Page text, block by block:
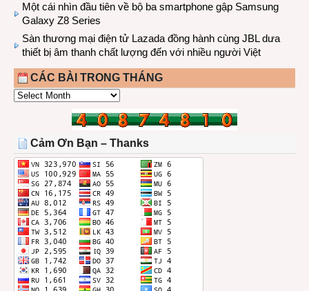
Một cái nhìn đầu tiên về bộ ba smartphone gập Samsung
Galaxy Z8 Series
Sàn thương mại điện tử Lazada đồng hành cùng JBL dưa
thiết bị âm thanh chất lượng đến với nhiều người Việt
CÁC BÀI TRONG THÁNG
CÁC
THÁNG
Cảm Ơn Bạn – Thanks